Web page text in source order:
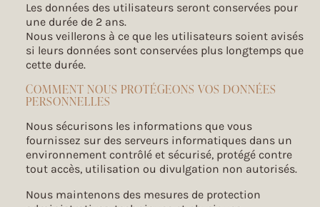
Les données des utilisateurs seront conservées pour
une durée de 2 ans.
Nous veillerons à ce que les utilisateurs soient avisés
si leurs données sont conservées plus longtemps que
cette durée.
COMMENT NOUS PROTÉGEONS VOS DONNÉES
PERSONNELLES
Nous sécurisons les informations que vous
fournissez sur des serveurs informatiques dans un
environnement contrôlé et sécurisé, protégé contre
tout accès, utilisation ou divulgation non autorisés.
Nous maintenons des mesures de protection